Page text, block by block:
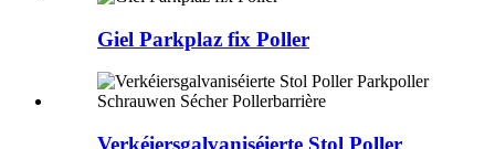
Giel Parkplaz fix Poller
Verkéiersgalvaniséierte Stol Poller